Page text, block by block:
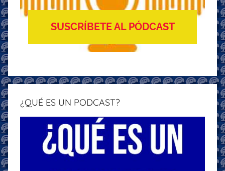
SUSCRÍBETE AL PÓDCAST
¿QUÉ ES UN PODCAST?